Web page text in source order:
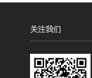
关注我们